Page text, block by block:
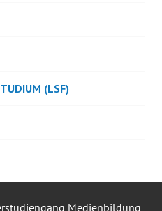
(LSF)
Medienbildung